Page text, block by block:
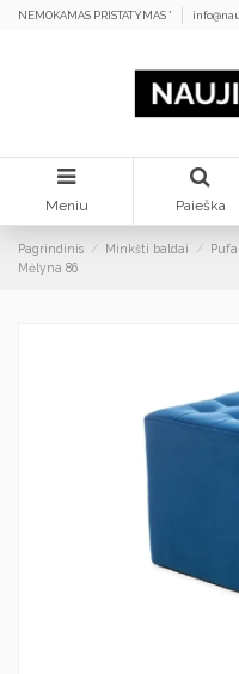
NEMOKAMAS PRISTATYMAS *
Meniu Paieška
Pagrindinis Minkšti baldai
Mėlyna 86